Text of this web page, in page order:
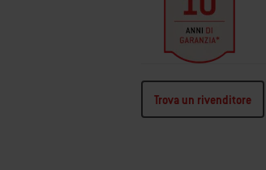
Trova un rivenditore